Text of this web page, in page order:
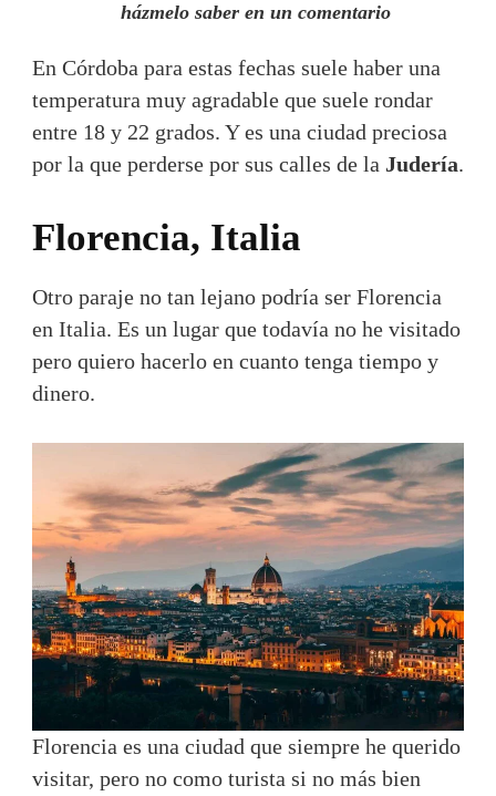
házmelo saber en un comentario
En Córdoba para estas fechas suele haber una
temperatura muy agradable que suele rondar
entre 18 y 22 grados. Y es una ciudad preciosa
por la que perderse por sus calles de la Judería.
Florencia, Italia
Otro paraje no tan lejano podría ser Florencia
en Italia. Es un lugar que todavía no he visitado
pero quiero hacerlo en cuanto tenga tiempo y
dinero.
Florencia es una ciudad que siempre he querido
visitar, pero no como turista si no más bien